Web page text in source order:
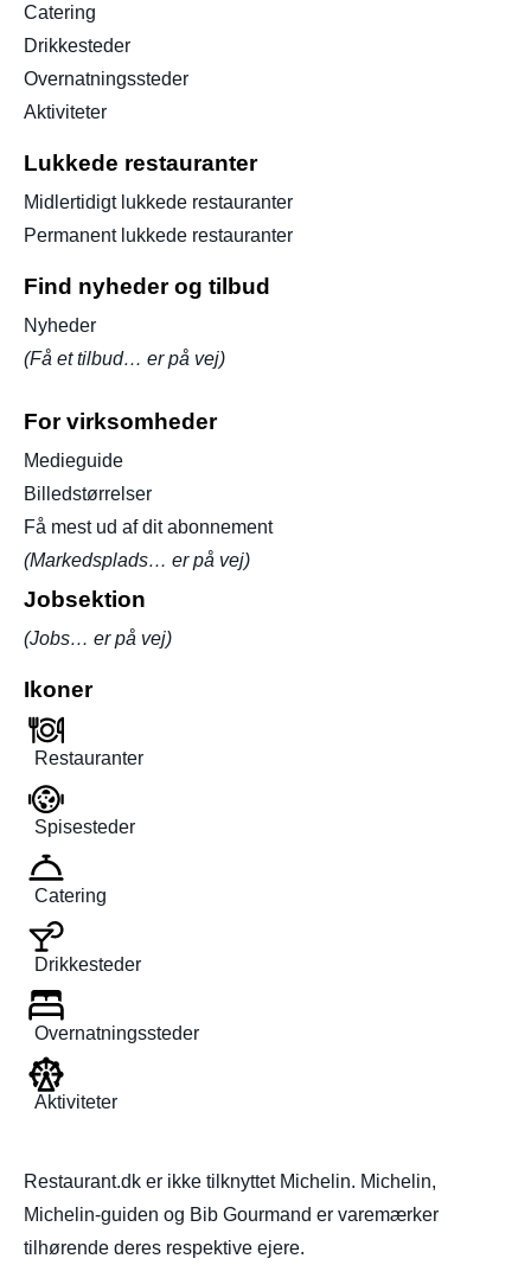
Catering
Drikkesteder
Overnatningssteder
Aktiviteter
Lukkede restauranter
Midlertidigt lukkede restauranter
Permanent lukkede restauranter
Find nyheder og tilbud
Nyheder
(Få et tilbud… er på vej)
For virksomheder
Medieguide
Billedstørrelser
Få mest ud af dit abonnement
(Markedsplads… er på vej)
Jobsektion
(Jobs… er på vej)
Ikoner
Restauranter
Spisesteder
Catering
Drikkesteder
Overnatningssteder
Aktiviteter
Restaurant.dk er ikke tilknyttet Michelin. Michelin,
Michelin-guiden og Bib Gourmand er varemærker
tilhørende deres respektive ejere.